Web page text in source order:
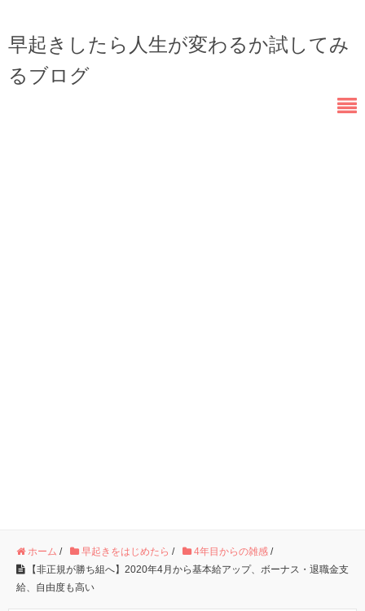
早起きしたら人生が変わるか試してみ
るブログ
ホーム / 早起きをはじめたら / 4年目からの雑感 /
【非正規が勝ち組へ】2020年4月から基本給アップ、ボーナス・退職金支
給、自由度も高い